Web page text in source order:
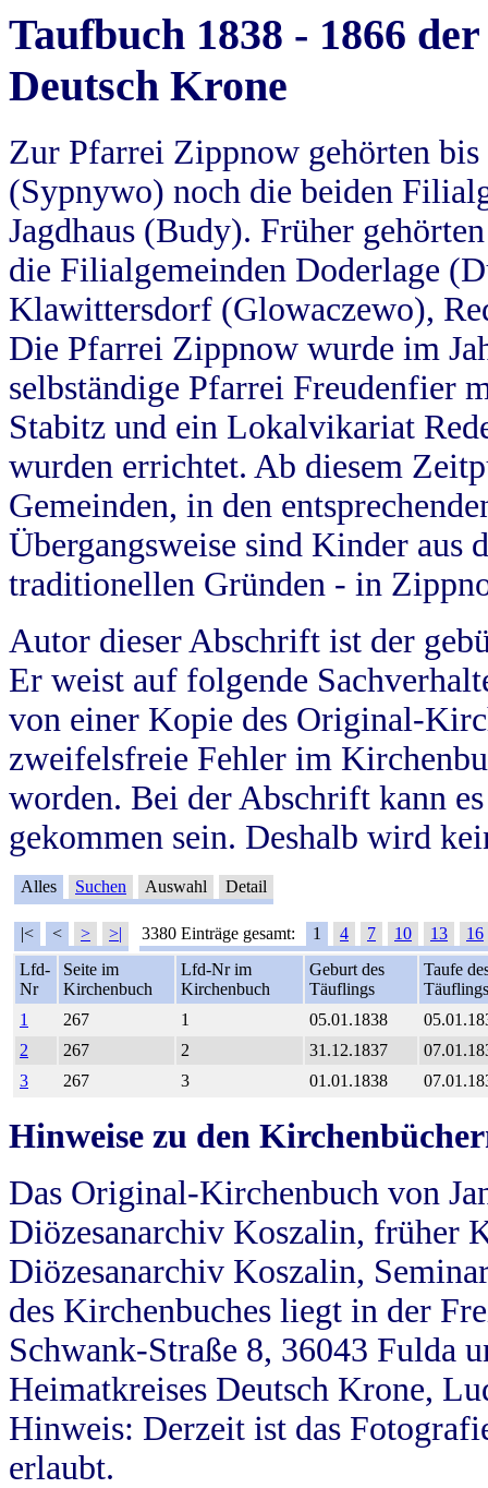
Taufbuch 1838 - 1866
Deutsch Krone
Zur Pfarrei Zippnow gehörten
(Sypnywo) noch die beiden
Jagdhaus (Budy). Früher
die Filialgemeinden Doderlage
Klawittersdorf (Glowaczewo),
Die Pfarrei Zippnow wurde im
selbständige Pfarrei Freudenfier
Stabitz und ein Lokalvikariat
wurden errichtet. Ab diesem
Gemeinden, in den
Übergangsweise sind Kinder aus
traditionellen Gründen - in
Autor dieser Abschrift ist der
Er weist auf folgende
von einer Kopie des Original-
zweifelsfreie Fehler im
worden. Bei der Abschrift kann
gekommen sein. Deshalb wird
Alles Suchen Auswahl Detail
|< < > >| 3380 Einträge gesamt: 1 4 7 10 13
16
Lfd-
Nr
Seite im
Kirchenbuch
Lfd-Nr im
Kirchenbuch
Geburt des
Täuflings
Taufe
Täuflings
1
267 1 05.01.1838
2
267 2 31.12.1837
3
267 3 01.01.1838
Hinweise zu den
Das Original-Kirchenbuch von
Diözesanarchiv Koszalin, früher
Diözesanarchiv Koszalin,
des Kirchenbuches liegt in der
Schwank-Straße 8, 36043 Fulda
Heimatkreises Deutsch Krone,
Hinweis: Derzeit ist das
erlaubt.